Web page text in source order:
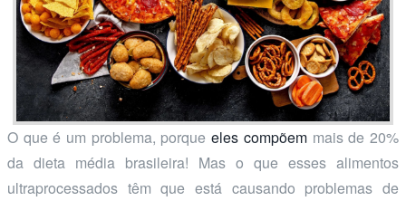
O que é um problema, porqueeles compõemmais de 20%
da dieta média brasileira! Mas o que esses alimentos
ultraprocessados têm que está causando problemas de